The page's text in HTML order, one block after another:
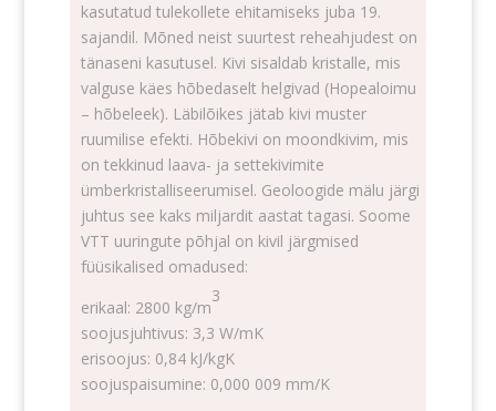
kasutatud tulekollete ehitamiseks juba 19.
sajandil. Mõned neist suurtest reheahjudest on
tänaseni kasutusel. Kivi sisaldab kristalle, mis
valguse käes hõbedaselt helgivad (Hopealoimu
– hõbeleek). Läbilõikes jätab kivi muster
ruumilise efekti. Hõbekivi on moondkivim, mis
on tekkinud laava- ja settekivimite
ümberkristalliseerumisel. Geoloogide mälu järgi
juhtus see kaks miljardit aastat tagasi. Soome
VTT uuringute põhjal on kivil järgmised
füüsikalised omadused:
erikaal: 2800 kg/m
3
soojusjuhtivus: 3,3 W/mK
erisoojus: 0,84 kJ/kgK
soojuspaisumine: 0,000 009 mm/K